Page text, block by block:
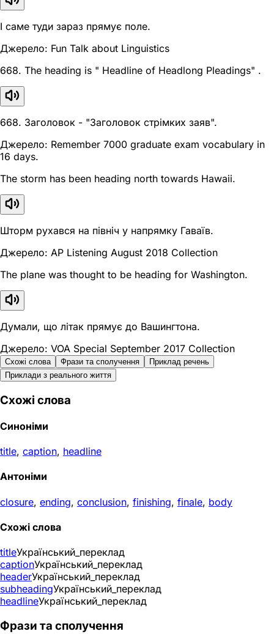
І саме туди зараз прямує поле.
Джерело: Fun Talk about Linguistics
668. The heading is " Headline of Headlong Pleadings" .
668. Заголовок - "Заголовок стрімких заяв".
Джерело: Remember 7000 graduate exam vocabulary in
16 days.
The storm has been heading north towards Hawaii.
Шторм рухався на північ у напрямку Гаваїв.
Джерело: AP Listening August 2018 Collection
The plane was thought to be heading for Washington.
Думали, що літак прямує до Вашингтона.
Джерело: VOA Special September 2017 Collection
Схожі слова Фрази та сполучення
Приклад речень
Приклади з реального життя
Схожі слова
Синоніми
title, caption, headline
Антоніми
closure, ending, conclusion, finishing, finale, body
Схожі слова
titleУкраїнський_переклад
captionУкраїнський_переклад
headerУкраїнський_переклад
subheadingУкраїнський_переклад
headlineУкраїнський_переклад
Фрази та сполучення